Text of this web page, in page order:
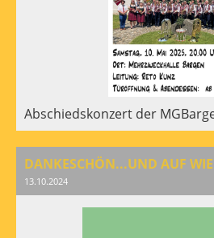
Abschiedskonzert der
DANKESCHÖN...UND AUF
13.10.2024